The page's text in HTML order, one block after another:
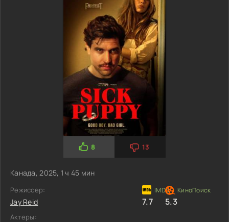
8 13
Канада, 2025, 1 ч 45 мин
Режиссер:
Jay Reid
Актеры:
7.7 5.3